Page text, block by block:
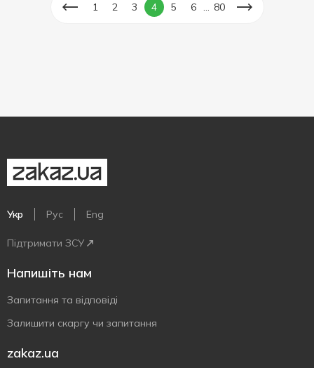
1 2 3 4 5 6 80
Укр Рус Eng
Підтримати ЗСУ
Напишіть нам
Запитання та відповіді
Залишити скаргу чи запитання
zakaz.ua